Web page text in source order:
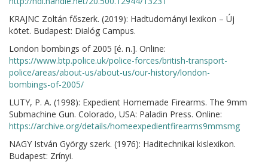
KRAJNC Zoltán főszerk. (2019): Hadtudományi lexikon – Új
kötet. Budapest: Dialóg Campus.
London bombings of 2005 [é. n.]. Online:
https://www.btp.police.uk/police-forces/british-transport-
police/areas/about-us/about-us/our-history/london-
bombings-of-2005/
LUTY, P. A. (1998): Expedient Homemade Firearms. The 9mm
Submachine Gun. Colorado, USA: Paladin Press. Online:
https://archive.org/details/homeexpedientfirearms9mmsmg
NAGY István György szerk. (1976): Haditechnikai kislexikon.
Budapest: Zrínyi.